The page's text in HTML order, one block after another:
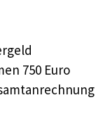
750 Euro